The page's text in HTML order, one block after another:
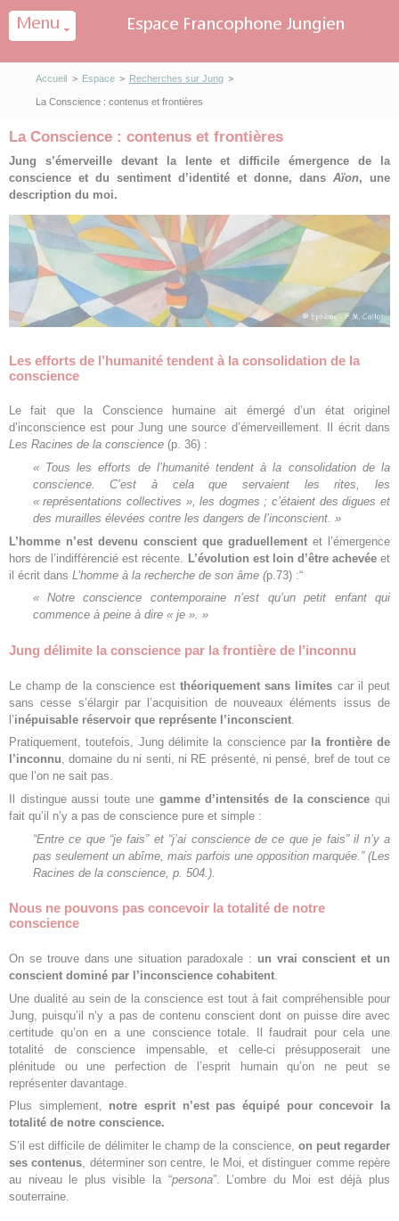
Accueil > Espace > Recherches sur Jung >
La Conscience : contenus et frontières
La Conscience : contenus et frontières
Jung s’émerveille devant la lente et difficile émergence de la
conscience et du sentiment d’identité et donne, dans Aïon, une
description du moi.
Les efforts de l’humanité tendent à la consolidation de la
conscience
Le fait que la Conscience humaine ait émergé d’un état originel
d’inconscience est pour Jung une source d’émerveillement. Il écrit dans
Les Racines de la conscience (p. 36) :
« Tous les efforts de l’humanité tendent à la consolidation de la
conscience. C’est à cela que servaient les rites, les
« représentations collectives », les dogmes ; c’étaient des digues et
des murailles élevées contre les dangers de l’inconscient. »
L’homme n’est devenu conscient que graduellement et l’émergence
hors de l’indifférencié est récente. L’évolution est loin d’être achevéeet
il écrit dans L’homme à la recherche de son âme (p.73) :“
« Notre conscience contemporaine n’est qu’un petit enfant qui
commence à peine à dire « je ». »
Jung délimite la conscience par la frontière de l’inconnu
Le champ de la conscience estthéoriquement sans limites car il peut
sans cesse s’élargir par l’acquisition de nouveaux éléments issus de
l’inépuisable réservoir que représente l’inconscient
Pratiquement, toutefois, Jung délimite la conscience par la frontière de
l’inconnu, domaine du ni senti, ni RE présenté, ni pensé, bref de tout ce
que l’on ne sait pas.
Il distingue aussi toute une gamme d’intensités de la conscience qui
fait qu’il n’y a pas de conscience pure et simple :
“Entre ce que “je fais” et “j’ai conscience de ce que je fais” il n’y a
pas seulement un abîme, mais parfois une opposition marquée.”(Les
Racines de la conscience, p. 504.).
Nous ne pouvons pas concevoir la totalité de notre
conscience
On se trouve dans une situation paradoxale : un vrai conscient et un
conscient dominé par l’inconscience cohabitent
Une dualité au sein de la conscience est tout à fait compréhensible pour
Jung, puisqu’il n’y a pas de contenu conscient dont on puisse dire avec
certitude qu’on en a une conscience totale. Il faudrait pour cela une
totalité de conscience impensable, et celle-ci présupposerait une
plénitude ou une perfection de l’esprit humain qu’on ne peut se
représenter davantage.
Plus simplement, notre esprit n’est pas équipé pour concevoir la
totalité de notre conscience.
S’il est difficile de délimiter le champ de la conscience, on peut regarder
ses contenus , déterminer son centre, le Moi, et distinguer comme repère
au niveau le plus visible la “persona”. L’ombre du Moi est déjà plus
souterraine.
Panneau de gestion des cookies